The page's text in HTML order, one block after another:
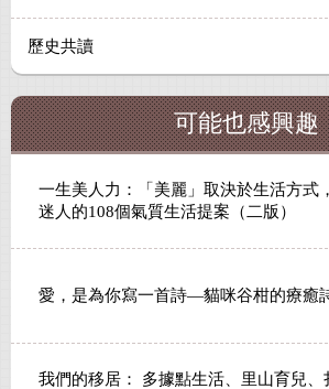
歷史共讀
可能也感興趣
一生美人力：「美麗」取決於生活方式
迷人的108個氣質生活提案（二版）
愛，是為你寫一首詩—貓咪谷柑的療癒
我們的移居： 多據點生活、里山育兒、